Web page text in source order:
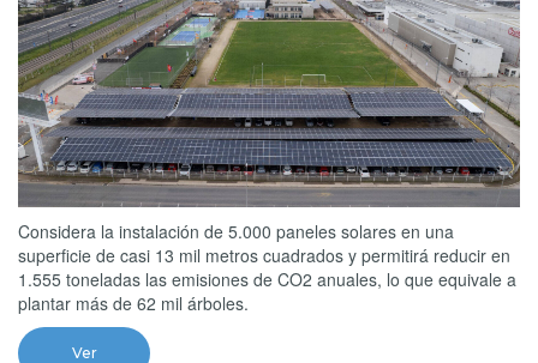
Considera la instalación de 5.000 paneles solares en una
superficie de casi 13 mil metros cuadrados y permitirá reducir en
1.555 toneladas las emisiones de CO2 anuales, lo que equivale a
plantar más de 62 mil árboles.
Ver